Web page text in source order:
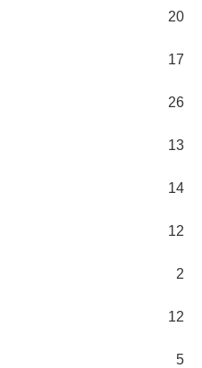
20
17
26
13
14
12
2
12
5